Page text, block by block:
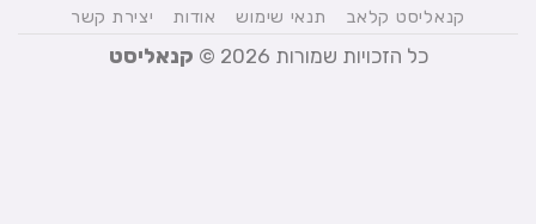
קנאליסט קלאב תנאי שימוש אודות יצירת קשר
כל הזכויות שמורות 2026 © קנאליסט